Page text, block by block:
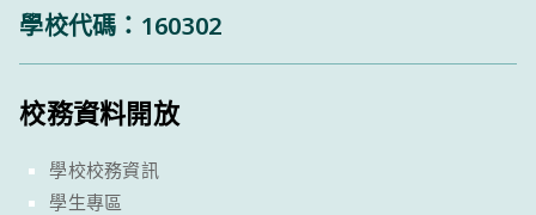
學校代碼：160302
校務資料開放
學校校務資訊
學生專區